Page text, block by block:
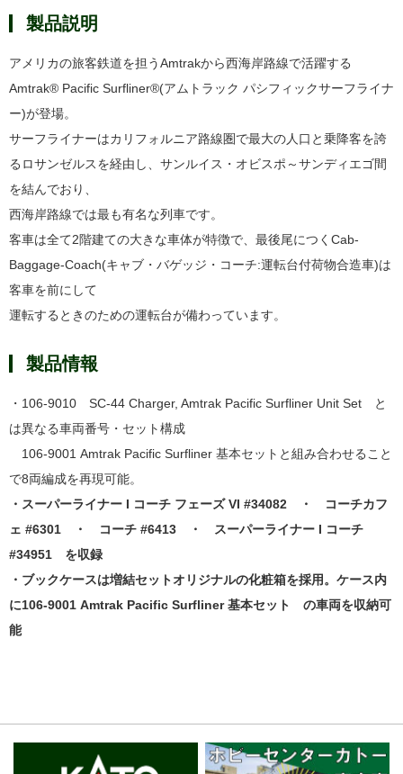
製品説明
アメリカの旅客鉄道を担うAmtrakから西海岸路線で活躍する
Amtrak® Pacific Surfliner®(アムトラック パシフィックサーフライナ
ー)が登場。
サーフライナーはカリフォルニア路線圏で最大の人口と乗降客を誇
るロサンゼルスを経由し、サンルイス・オビスポ～サンディエゴ間
を結んでおり、
西海岸路線では最も有名な列車です。
客車は全て2階建ての大きな車体が特徴で、最後尾につくCab-
Baggage-Coach(キャブ・バゲッジ・コーチ:運転台付荷物合造車)は
客車を前にして
運転するときのための運転台が備わっています。
製品情報
・106-9010 SC-44 Charger, Amtrak Pacific Surfliner Unit Set と
は異なる車両番号・セット構成
106-9001 Amtrak Pacific Surfliner 基本セットと組み合わせること
で8両編成を再現可能。
・スーパーライナー I コーチ フェーズ VI #34082 ・ コーチカフ
ェ #6301 ・ コーチ #6413 ・ スーパーライナー I コーチ
#34951 を収録
・ブックケースは増結セットオリジナルの化粧箱を採用。ケース内
に106-9001 Amtrak Pacific Surfliner 基本セット の車両を収納可
能